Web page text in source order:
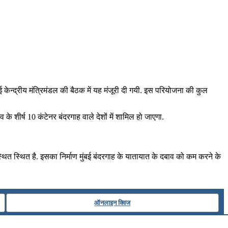
केन्द्रीय मंत्रिमंडल की बैठक में यह मंजूरी दी गयी. इस परियोजना की कुल
शीर्ष 10 कंटेनर बंदरगाह वाले देशों में शामिल हो जाएगा.
स्थित है. इसका निर्माण मुंबई बंदरगाह के यातायात के दबाव को कम करने के
ऑनलाइन क्विज